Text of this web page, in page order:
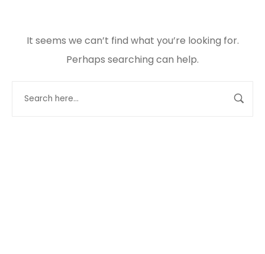
It seems we can’t find what you’re looking for.
Perhaps searching can help.